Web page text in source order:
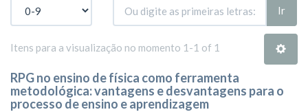
Ir
Itens para a visualização no momento 1-1 of 1
RPG no ensino de física como ferramenta
metodológica: vantagens e desvantagens para o
processo de ensino e aprendizagem